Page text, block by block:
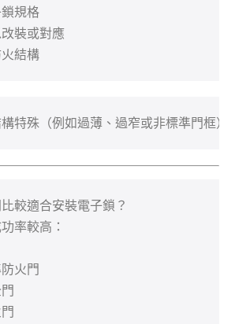
鎖規格
改裝或對應
火結構
特殊（例如過薄、過窄或非標準門框）
較適合安裝電子鎖？
率較高：
火門